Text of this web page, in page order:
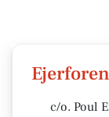
c/o. Poul